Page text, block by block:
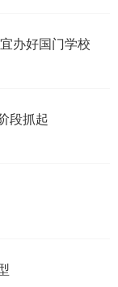
办好国门学校
段抓起